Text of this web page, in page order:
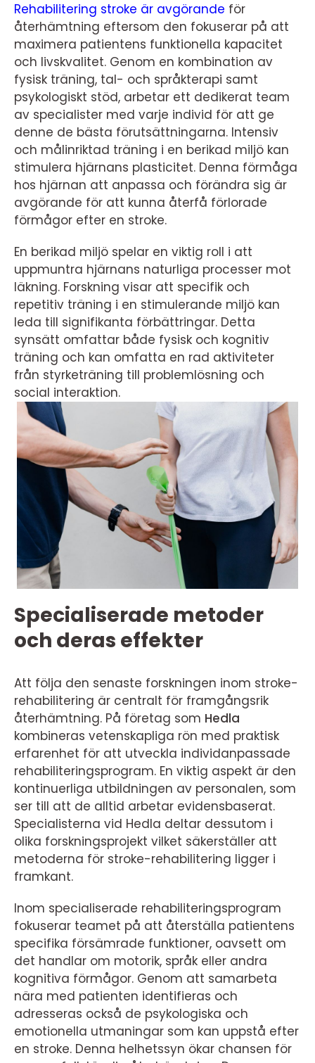
Rehabilitering stroke är avgörande för
återhämtning eftersom den fokuserar på att
maximera patientens funktionella kapacitet
och livskvalitet. Genom en kombination av
fysisk träning, tal- och språkterapi samt
psykologiskt stöd, arbetar ett dedikerat team
av specialister med varje individ för att ge
denne de bästa förutsättningarna. Intensiv
och målinriktad träning i en berikad miljö kan
stimulera hjärnans plasticitet. Denna förmåga
hos hjärnan att anpassa och förändra sig är
avgörande för att kunna återfå förlorade
förmågor efter en stroke.
En berikad miljö spelar en viktig roll i att
uppmuntra hjärnans naturliga processer mot
läkning. Forskning visar att specifik och
repetitiv träning i en stimulerande miljö kan
leda till signifikanta förbättringar. Detta
synsätt omfattar både fysisk och kognitiv
träning och kan omfatta en rad aktiviteter
från styrketräning till problemlösning och
social interaktion.
Specialiserade metoder
och deras effekter
Att följa den senaste forskningen inom stroke-
rehabilitering är centralt för framgångsrik
återhämtning. På företag som Hedla
kombineras vetenskapliga rön med praktisk
erfarenhet för att utveckla individanpassade
rehabiliteringsprogram. En viktig aspekt är den
kontinuerliga utbildningen av personalen, som
ser till att de alltid arbetar evidensbaserat.
Specialisterna vid Hedla deltar dessutom i
olika forskningsprojekt vilket säkerställer att
metoderna för stroke-rehabilitering ligger i
framkant.
Inom specialiserade rehabiliteringsprogram
fokuserar teamet på att återställa patientens
specifika försämrade funktioner, oavsett om
det handlar om motorik, språk eller andra
kognitiva förmågor. Genom att samarbeta
nära med patienten identifieras och
adresseras också de psykologiska och
emotionella utmaningar som kan uppstå efter
en stroke. Denna helhetssyn ökar chansen för